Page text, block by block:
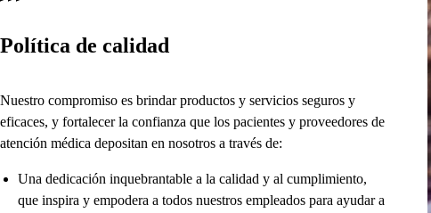
Política de calidad
Nuestro compromiso es brindar productos y servicios seguros y
eficaces, y fortalecer la confianza que los pacientes y proveedores de
atención médica depositan en nosotros a través de:
Una dedicación inquebrantable a la calidad y al cumplimiento,
que inspira y empodera a todos nuestros empleados para ayudar a